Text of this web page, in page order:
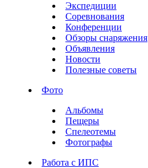
Экспедиции
Соревнования
Конференции
Обзоры снаряжения
Объявления
Новости
Полезные советы
Фото
Альбомы
Пещеры
Спелеотемы
Фотографы
Работа с ИПС